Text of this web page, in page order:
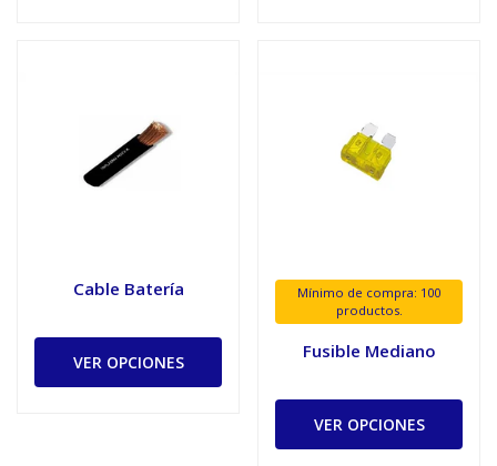
Cable Batería
VER OPCIONES
Mínimo de compra: 100
productos.
Fusible Mediano
VER OPCIONES